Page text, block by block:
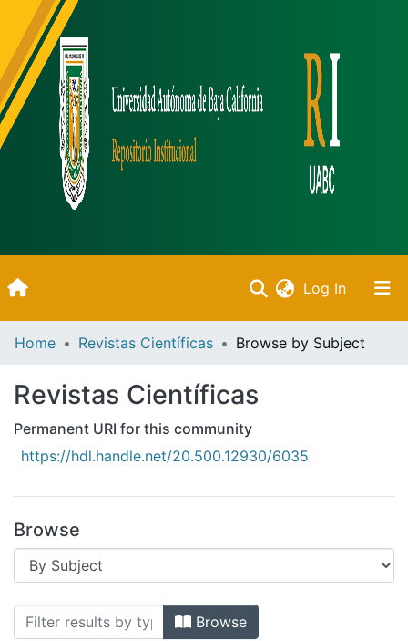
Log In(current)
Inicio
Bibliotecas
Home Revistas Científicas Browse by Subject
Revistas Científicas
Permanent URI for this community
https://hdl.handle.net/20.500.12930/6035
Browse
Browsing Revistas Científicas by
Browse